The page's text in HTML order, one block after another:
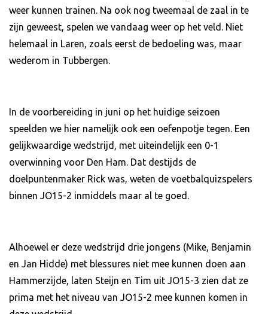
weer kunnen trainen. Na ook nog tweemaal de zaal in te
zijn geweest, spelen we vandaag weer op het veld. Niet
helemaal in Laren, zoals eerst de bedoeling was, maar
wederom in Tubbergen.
In de voorbereiding in juni op het huidige seizoen
speelden we hier namelijk ook een oefenpotje tegen. Een
gelijkwaardige wedstrijd, met uiteindelijk een 0-1
overwinning voor Den Ham. Dat destijds de
doelpuntenmaker Rick was, weten de voetbalquizspelers
binnen JO15-2 inmiddels maar al te goed.
Alhoewel er deze wedstrijd drie jongens (Mike, Benjamin
en Jan Hidde) met blessures niet mee kunnen doen aan
Hammerzijde, laten Steijn en Tim uit JO15-3 zien dat ze
prima met het niveau van JO15-2 mee kunnen komen in